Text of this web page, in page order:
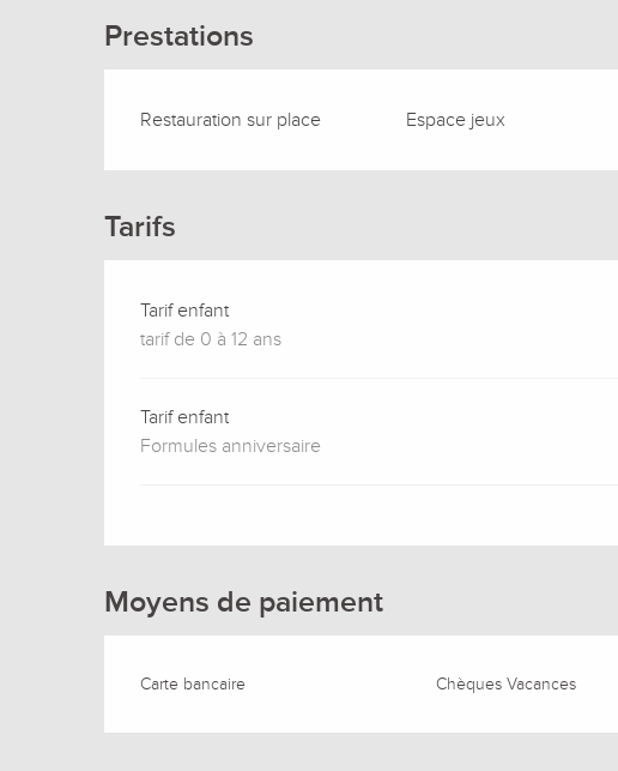
Prestations
Restauration sur place Espace jeux
Tarifs
Tarif enfant
tarif de 0 à 12 ans
Tarif enfant
Formules anniversaire
Moyens de paiement
Carte bancaire Chèques Vacances